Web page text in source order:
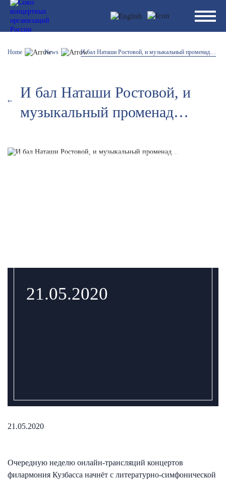
Home News И бал Наташи Ростовой, и музыкальный променад…
И бал Наташи Ростовой, и
музыкальный променад…
21.05.2020
21.05.2020
Очередную неделю онлайн-трансляций концертов
филармония Кузбасса начнёт с литературно-симфонической